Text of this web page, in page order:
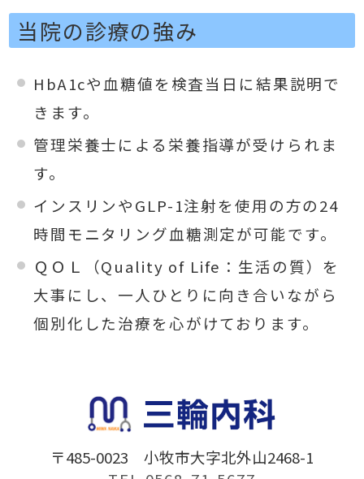
当院の診療の強み
HbA1cや血糖値を検査当日に結果説明で
きます。
管理栄養士による栄養指導が受けられま
す。
インスリンやGLP-1注射を使用の方の24
時間モニタリング血糖測定が可能です。
ＱＯＬ（Quality of Life：生活の質）を
大事にし、一人ひとりに向き合いながら
個別化した治療を心がけております。
〒485-0023
小牧市大字北外山2468-1